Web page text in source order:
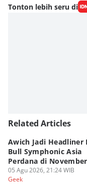
Editor
Fahrul Razi Uni
Tonton lebih seru di
Related Articles
Awich Jadi Headliner
Bull Symphonic Asia
Perdana di November
2026!
05 Agu 2026, 21:24 WIB
Geek